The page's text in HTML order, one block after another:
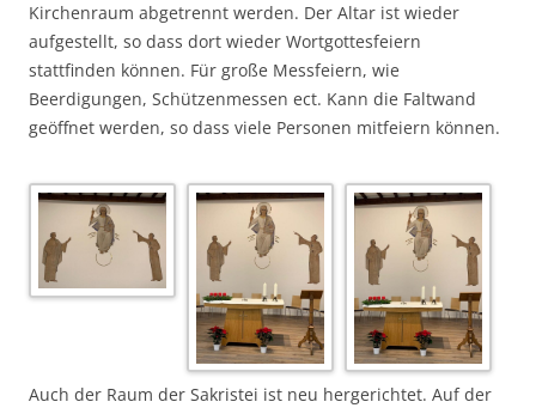
Kirchenraum abgetrennt werden. Der Altar ist wieder
aufgestellt, so dass dort wieder Wortgottesfeiern
stattfinden können. Für große Messfeiern, wie
Beerdigungen, Schützenmessen ect. Kann die Faltwand
geöffnet werden, so dass viele Personen mitfeiern können.
Auch der Raum der Sakristei ist neu hergerichtet. Auf der